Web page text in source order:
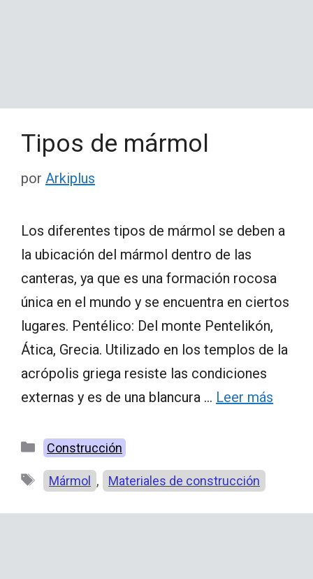
Tipos de mármol
por Arkiplus
Los diferentes tipos de mármol se deben a
la ubicación del mármol dentro de las
canteras, ya que es una formación rocosa
única en el mundo y se encuentra en ciertos
lugares. Pentélico: Del monte Pentelikón,
Ática, Grecia. Utilizado en los templos de la
acrópolis griega resiste las condiciones
externas y es de una blancura … Leer más
Categorías
Construcción
Etiquetas
Mármol , Materiales de construcción